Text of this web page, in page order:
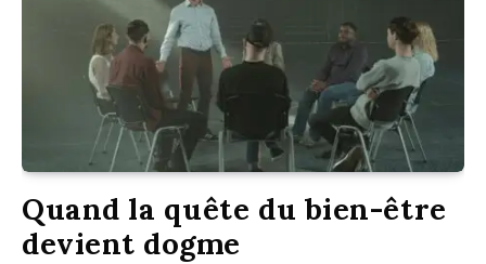
Quand la quête du bien-être
devient dogme